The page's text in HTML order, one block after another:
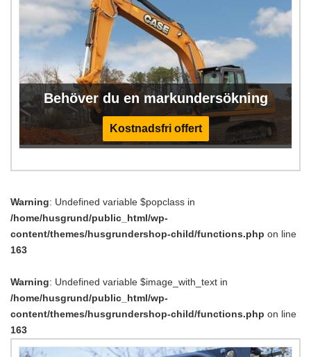
Behöver du en markundersökning
Kostnadsfri offert
Warning: Undefined variable $popclass in
/home/husgrund/public_html/wp-
content/themes/husgrundershop-child/functions.php on line
163
Warning: Undefined variable $image_with_text in
/home/husgrund/public_html/wp-
content/themes/husgrundershop-child/functions.php on line
163